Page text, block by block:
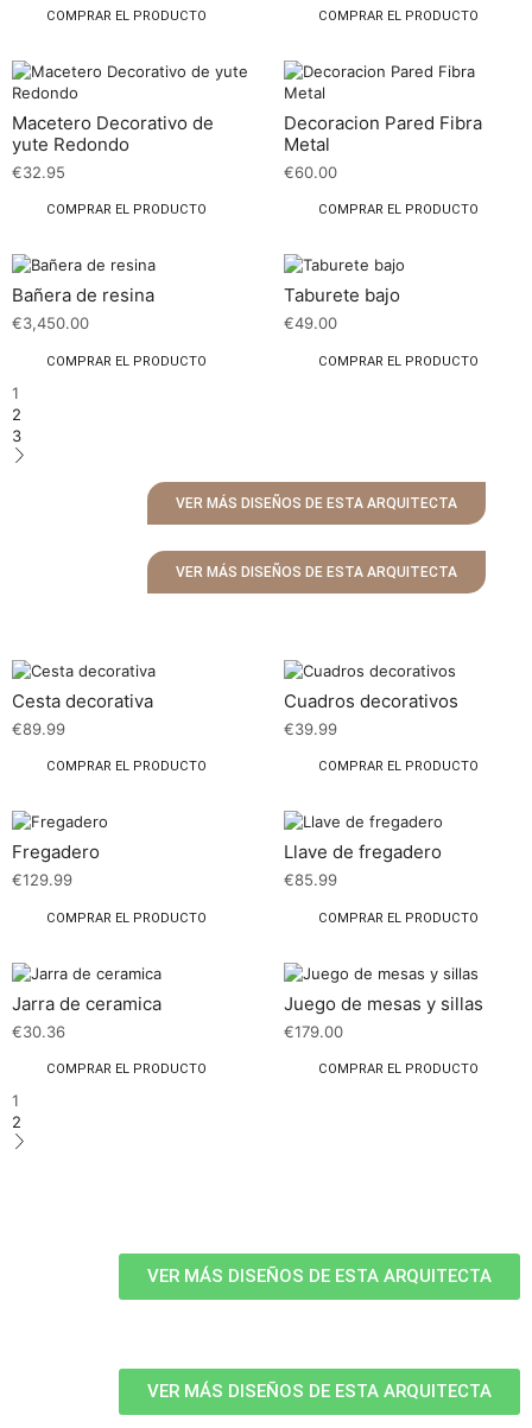
COMPRAR EL PRODUCTO COMPRAR EL PRODUCTO
Macetero Decorativo de
yute Redondo
€32.95
COMPRAR EL PRODUCTO
Decoracion Pared Fibra
Metal
€60.00
COMPRAR EL PRODUCTO
Bañera de resina
€3,450.00
COMPRAR EL PRODUCTO
Taburete bajo
€49.00
COMPRAR EL PRODUCTO
1
2
3
VER MÁS DISEÑOS DE ESTA ARQUITECTA
VER MÁS DISEÑOS DE ESTA ARQUITECTA
Cesta decorativa
€89.99
COMPRAR EL PRODUCTO
Cuadros decorativos
€39.99
COMPRAR EL PRODUCTO
Fregadero
€129.99
COMPRAR EL PRODUCTO
Llave de fregadero
€85.99
COMPRAR EL PRODUCTO
Jarra de ceramica
€30.36
COMPRAR EL PRODUCTO
Juego de mesas y sillas
€179.00
COMPRAR EL PRODUCTO
1
2
VER MÁS DISEÑOS DE ESTA ARQUITECTA
VER MÁS DISEÑOS DE ESTA ARQUITECTA